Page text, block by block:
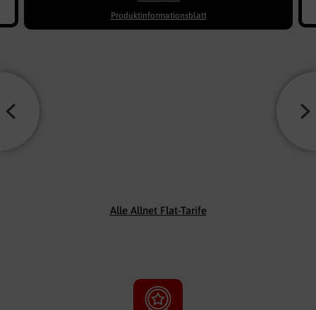
Produktinformationsblatt
Alle Allnet Flat-Tarife